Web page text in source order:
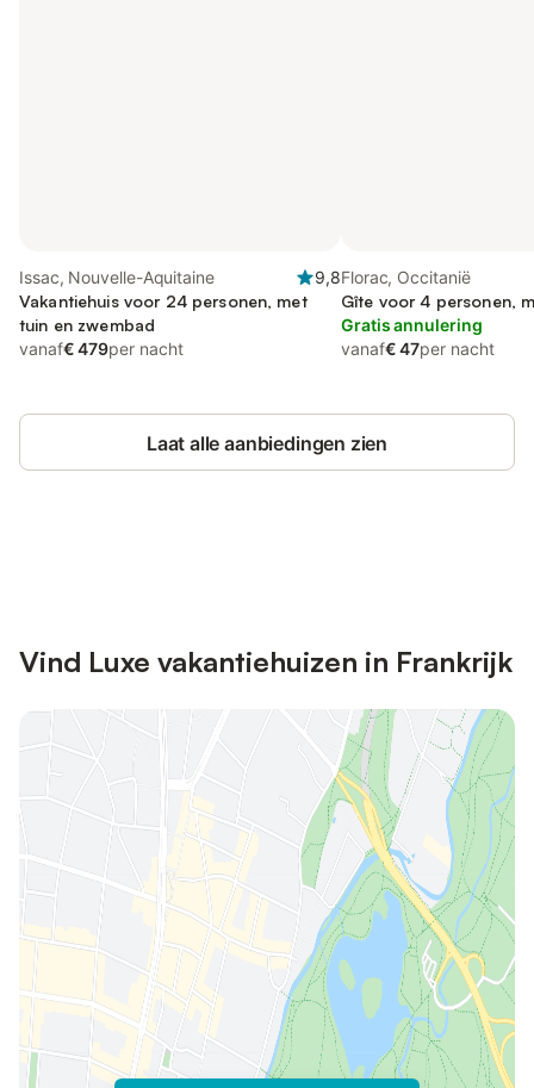
Issac, Nouvelle-Aquitaine
9,8
Vakantiehuis voor 24 personen, met
tuin en zwembad
vanaf€ 479per nacht
Florac, Occitanië
Gîte voor 4 personen,
Gratis annulering
vanaf€ 47per nacht
Laat alle aanbiedingen zien
Vind Luxe vakantiehuizen in Frankrijk